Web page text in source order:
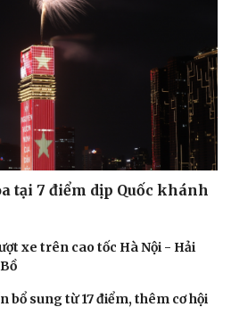
tại 7 điểm dịp Quốc khánh
xe trên cao tốc Hà Nội - Hải
bổ sung từ 17 điểm, thêm cơ hội